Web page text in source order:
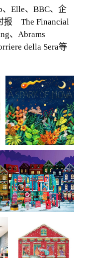
、Elle、BBC、企
报 The Financial
、Abrams
della Sera等